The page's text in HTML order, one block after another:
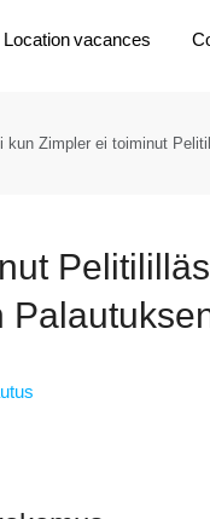
Location vacances
kun Zimpler ei toiminut